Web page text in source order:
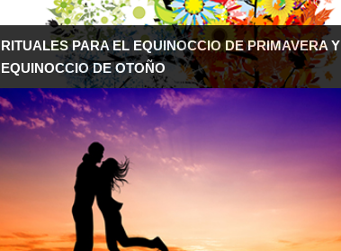
RITUALES PARA EL EQUINOCCIO DE PRIMAVERA Y
EQUINOCCIO DE OTOÑO